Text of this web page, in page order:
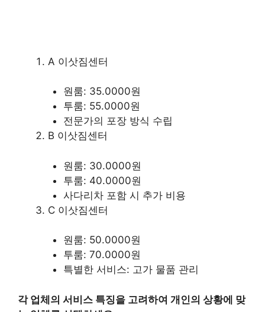
A 이삿짐센터
원룸: 35.0000원
투룸: 55.0000원
전문가의 포장 방식 수립
B 이삿짐센터
원룸: 30.0000원
투룸: 40.0000원
사다리차 포함 시 추가 비용
C 이삿짐센터
원룸: 50.0000원
투룸: 70.0000원
특별한 서비스: 고가 물품 관리
각 업체의 서비스 특징을 고려하여 개인의 상황에 맞